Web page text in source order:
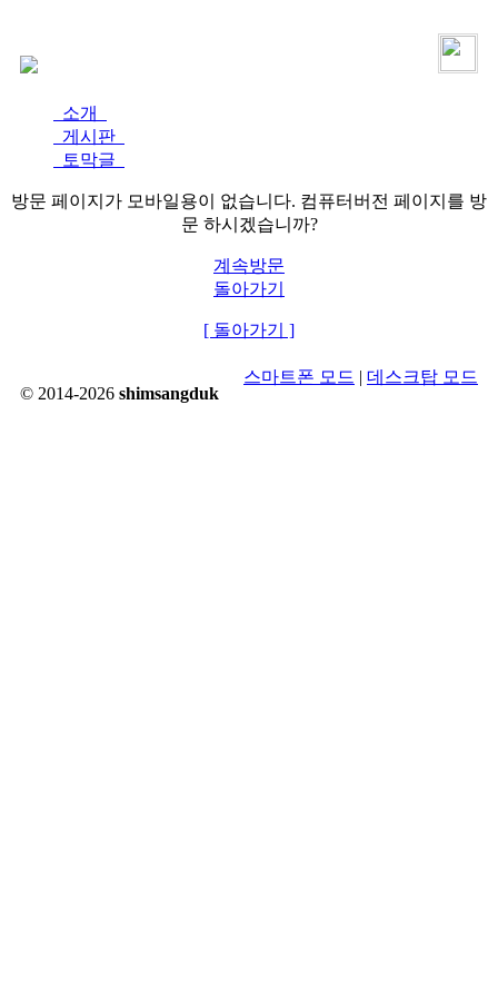
소개
게시판
토막글
방문 페이지가 모바일용이 없습니다. 컴퓨터버전 페이지를 방
문 하시겠습니까?
계속방문
돌아가기
[ 돌아가기 ]
© 2014-2026 shimsangduk
스마트폰 모드 | 데스크탑 모드